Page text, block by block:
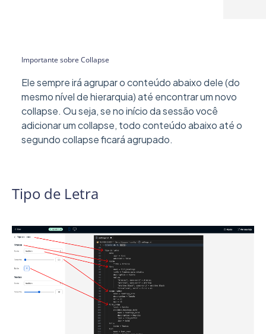
Importante sobre Collapse
Ele sempre irá agrupar o conteúdo abaixo dele (do
mesmo nível de hierarquia) até encontrar um novo
collapse. Ou seja, se no início da sessão você
adicionar um collapse, todo conteúdo abaixo até o
segundo collapse ficará agrupado.
Tipo de Letra